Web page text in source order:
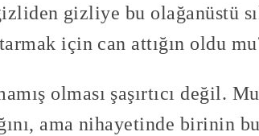
gizliye bu olağanüstü
için can attığın oldu
olması şaşırtıcı değil.
ama nihayetinde birinin